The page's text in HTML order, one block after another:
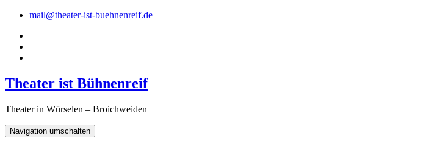
mail@theater-ist-buehnenreif.de
Theater ist Bühnenreif
Theater in Würselen – Broichweiden
Navigation umschalten